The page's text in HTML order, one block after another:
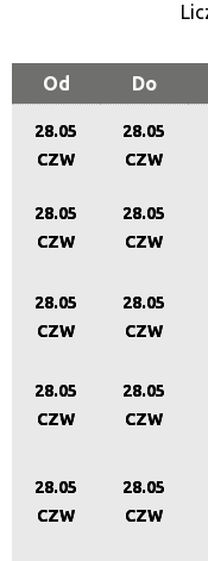
Promowane
Od Do
28.05
CZW
28.05
CZW
28.05
CZW
28.05
CZW
28.05
CZW
28.05
CZW
28.05
CZW
28.05
CZW
28.05
CZW
28.05
CZW